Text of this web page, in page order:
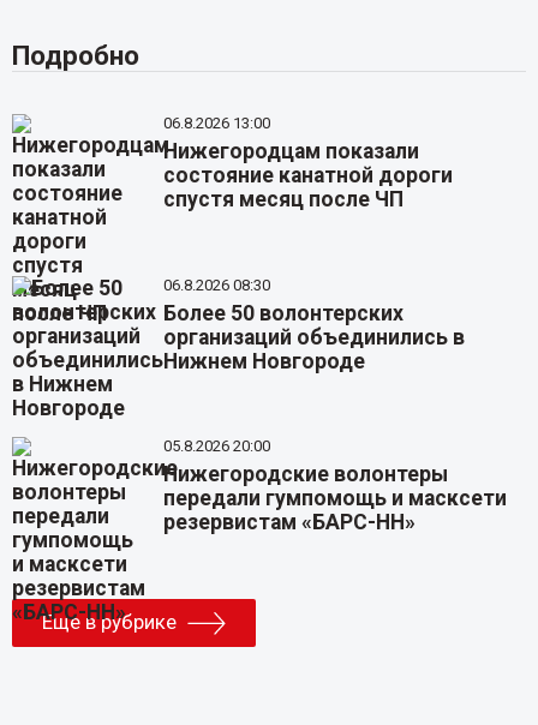
Подробно
06.8.2026 13:00
Нижегородцам показали
состояние канатной дороги
спустя месяц после ЧП
06.8.2026 08:30
Более 50 волонтерских
организаций объединились в
Нижнем Новгороде
05.8.2026 20:00
Нижегородские волонтеры
передали гумпомощь и масксети
резервистам «БАРС-НН»
Еще в рубрике